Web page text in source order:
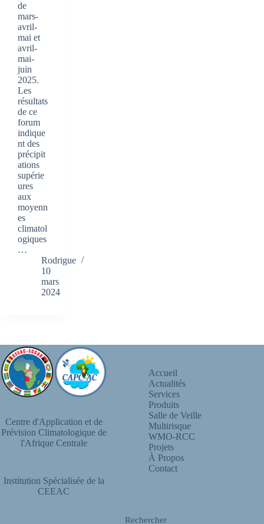
de
mars-
avril-
mai et
avril-
mai-
juin
2025.
Les
résultats
de ce
forum
indique
nt des
précipit
ations
supérie
ures
aux
moyenn
es
climatol
ogiques
…
Rodrigue
10
mars
2024
Centre d'Application et de
Prévision Climatologique de
l'Afrique Centrale
Institution Spécialisée de la
CEEAC
Accueil
Actualités
Services
Produits
Salle de Veille
Multirisque
WMO-RCC
Projets
À Propos
Contact
Rechercher